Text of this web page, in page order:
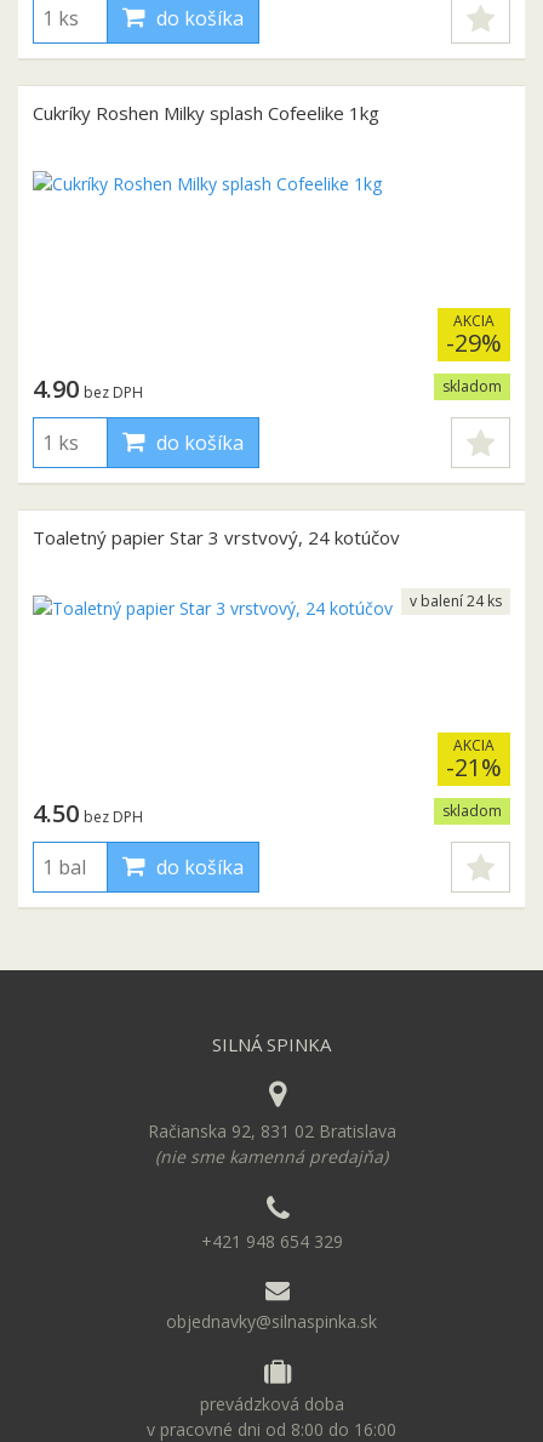
do košíka
Cukríky Roshen Milky splash Cofeelike 1kg
AKCIA
-29%
skladom
4.90 bez DPH
do košíka
Toaletný papier Star 3 vrstvový, 24 kotúčov
AKCIA
-21%
skladom
4.50 bez DPH
do košíka
v balení 24 ks
SILNÁ SPINKA
Račianska 92, 831 02 Bratislava
(nie sme kamenná predajňa)
+421 948 654 329
objednavky@silnaspinka.sk
prevádzková doba
v pracovné dni od 8:00 do 16:00